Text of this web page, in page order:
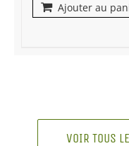
Ajouter au
VOIR TOUS